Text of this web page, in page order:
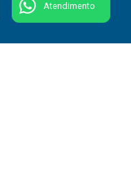
Atendimento